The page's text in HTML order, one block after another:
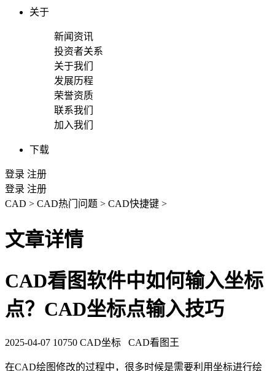
关于
新闻资讯
投资者关系
关于我们
发展历程
荣誉资质
联系我们
加入我们
下载
登录 注册
登录 注册
CAD > CAD热门问题 > CAD快捷键 >
文章详情
CAD看图软件中如何输入坐标
点？CAD坐标点输入技巧
2025-04-07 10750 CAD坐标 CAD看图王
在CAD绘图修改的过程中，很多时候是需要利用坐标进行绘